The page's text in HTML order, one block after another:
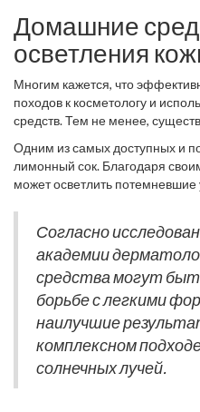
Домашние
осветления
Многим кажется, что
походов к косметологу и
средств. Тем не менее,
крайней мере, сделатьпятна
их использовать, важно
возможность возникновения
чувствительна, поэтому всегда
любым применением новых
Одним из самых доступных и
лимонный сок. Благодаря
может осветлить
сок на коже на долгое время,
его нужно смыть теплой водой.
осторожным, чтобы не
открытыми солнечными
может усилить пигментацию.
Согласно
академии
средства могут
борьбе с легкими
наилучшие
комплексном
солнечных лучей.